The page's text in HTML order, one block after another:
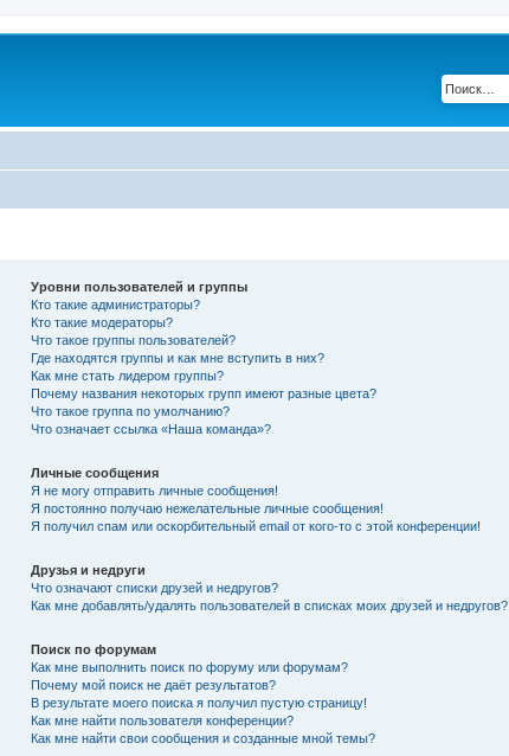
Уровни пользователей и группы
Кто такие администраторы?
Кто такие модераторы?
Что такое группы пользователей?
Где находятся группы и как мне вступить в них?
Как мне стать лидером группы?
Почему названия некоторых групп имеют разные цвета?
Что такое группа по умолчанию?
Что означает ссылка «Наша команда»?
Личные сообщения
Я не могу отправить личные сообщения!
Я постоянно получаю нежелательные личные сообщения!
Я получил спам или оскорбительный email от кого-то с этой конференции!
Друзья и недруги
Что означают списки друзей и недругов?
Как мне добавлять/удалять пользователей в списках моих друзей и недругов?
Поиск по форумам
Как мне выполнить поиск по форуму или форумам?
Почему мой поиск не даёт результатов?
В результате моего поиска я получил пустую страницу!
Как мне найти пользователя конференции?
Как мне найти свои сообщения и созданные мной темы?